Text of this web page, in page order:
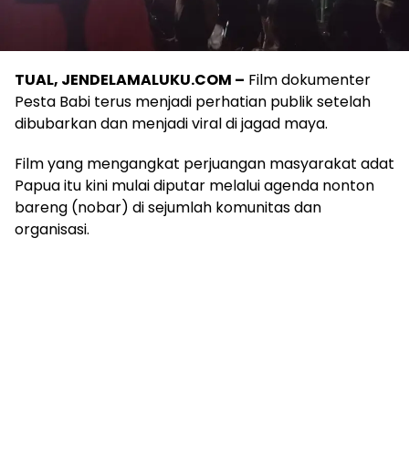
TUAL, JENDELAMALUKU.COM – Film dokumenter
Pesta Babi terus menjadi perhatian publik setelah
dibubarkan dan menjadi viral di jagad maya.
Film yang mengangkat perjuangan masyarakat adat
Papua itu kini mulai diputar melalui agenda nonton
bareng (nobar) di sejumlah komunitas dan
organisasi.